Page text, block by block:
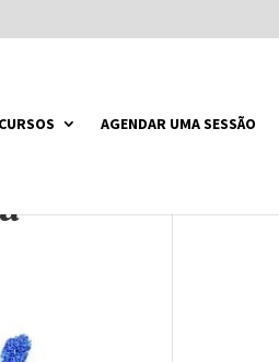
CURSOS AGENDAR UMA SESSÃO